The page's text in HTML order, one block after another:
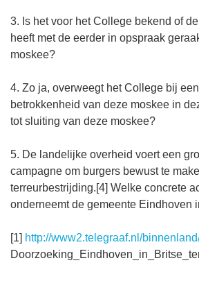
3. Is het voor het College bekend of
heeft met de eerder in opspraak
moskee?
4. Zo ja, overweegt het College bij
betrokkenheid van deze moskee in
tot sluiting van deze moskee?
5. De landelijke overheid voert een
campagne om burgers bewust te
terreurbestrijding.[4] Welke concrete
onderneemt de gemeente Eindhoven
[1] http://www2.telegraaf.nl/